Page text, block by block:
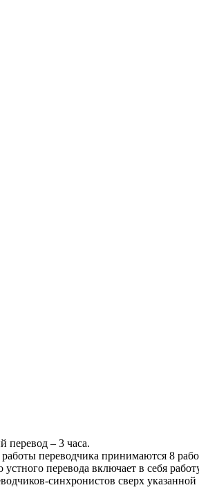
перевод – 3 часа.
переводчика принимаются 8
перевода включает в себя
синхронистов сверх